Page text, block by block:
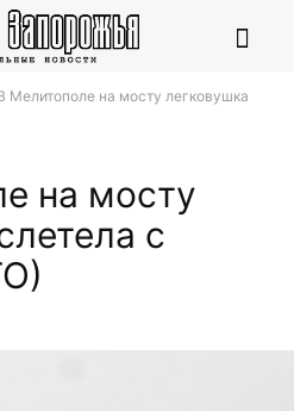
Мелитополе на мосту легковушка
на мосту
с